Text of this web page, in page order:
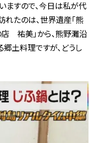
ますので、今日は私が代
れたのは、世界遺産「熊
祐美」から、熊野灘沿
土料理ですが、どうし